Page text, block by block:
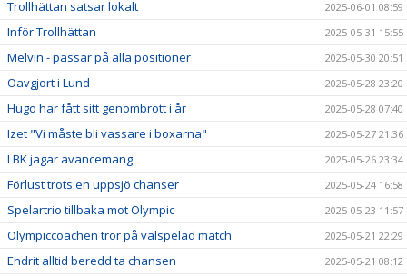
Trollhättan satsar lokalt 2025-06-01 08:59
Inför Trollhättan 2025-05-31 15:55
Melvin - passar på alla positioner 2025-05-30 20:51
Oavgjort i Lund 2025-05-28 23:20
Hugo har fått sitt genombrott i år 2025-05-28 07:40
Izet "Vi måste bli vassare i boxarna" 2025-05-27 21:36
LBK jagar avancemang 2025-05-26 23:34
Förlust trots en uppsjö chanser 2025-05-24 16:58
Spelartrio tillbaka mot Olympic 2025-05-23 11:57
Olympiccoachen tror på välspelad match 2025-05-21 22:29
Endrit alltid beredd ta chansen 2025-05-21 08:12